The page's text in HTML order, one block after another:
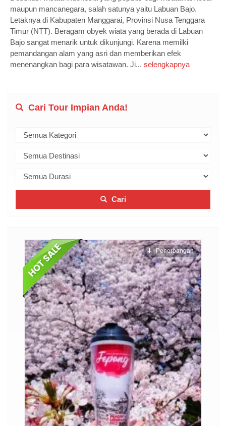
maupun mancanegara, salah satunya yaitu Labuan Bajo.
Letaknya di Kabupaten Manggarai, Provinsi Nusa Tenggara
Timur (NTT). Beragam obyek wiata yang berada di Labuan
Bajo sangat menarik untuk dikunjungi. Karena memilki
pemandangan alam yang asri dan memberikan efek
menenangkan bagi para wisatawan. Ji... selengkapnya
Cari Tour Impian Anda!
Cari
Penerbangan